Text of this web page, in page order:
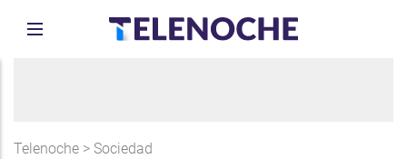
Telenoche > Sociedad